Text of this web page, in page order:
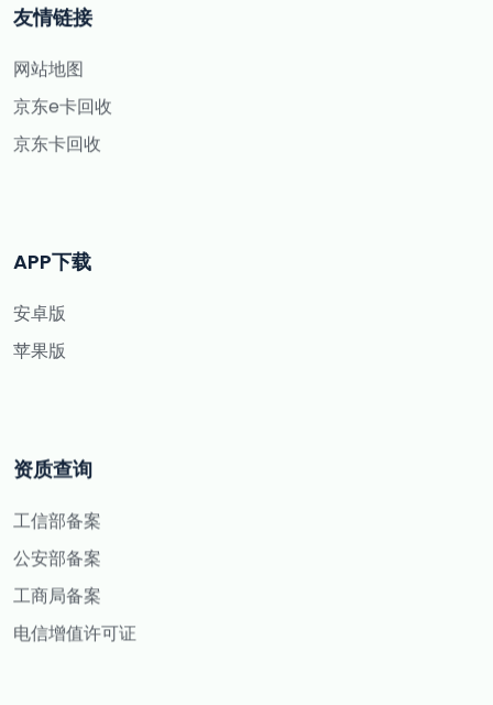
友情链接
网站地图
京东e卡回收
京东卡回收
APP下载
安卓版
苹果版
资质查询
工信部备案
公安部备案
工商局备案
电信增值许可证